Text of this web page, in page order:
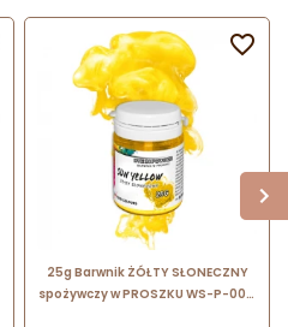
25g Barwnik ŻÓŁTY SŁONECZNY
spożywczy w PROSZKU WS-P-004
